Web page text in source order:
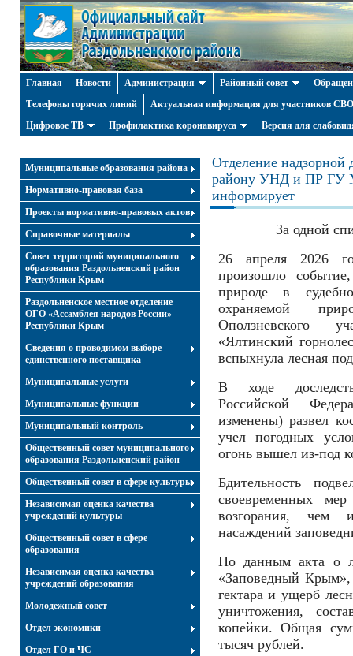
Главная Новости Администрация Районный совет
Телефоны горячих линий
Актуальная информация для участников СВО
Цифровое ТВ
Профилактика коронавируса Версия для
Муниципальные образования района
Нормативно-правовая база
Проекты нормативно-правовых актов
Справочные материалы
Совет территорий муниципального
образования Раздольненский район
Республики Крым
Раздольненское местное отделение
ОГО «Ассамблея народов России»
Республики Крым
Cведения о проводимом выборе
единственного поставщика
Муниципальные услуги
Муниципальные функции
Муниципальный контроль
Общественный совет муниципального
образования Раздольненский район
Общественный совет в сфере культуры
Независимая оценка качества
учреждений культуры
Общественный совет в сфере
образования
Независимая оценка качества
учреждений образования
Молодежный совет
Отдел экономики
Отдел ГО и ЧС
Отделение надзорной
району УНД и ПР ГУ
информирует
За одной
26 апреля 2026
произошло
природе в
охраняемой
Оползневского
«Ялтинский
вспыхнула лесная
В ходе
Российской
изменены) развел
учел погодных
огонь вышел из-под
Бдительность
своевременных
возгорания, чем
насаждений
По данным акта о
«Заповедный Крым»,
гектара и ущерб
уничтожения,
копейки. Общая
тысяч рублей.